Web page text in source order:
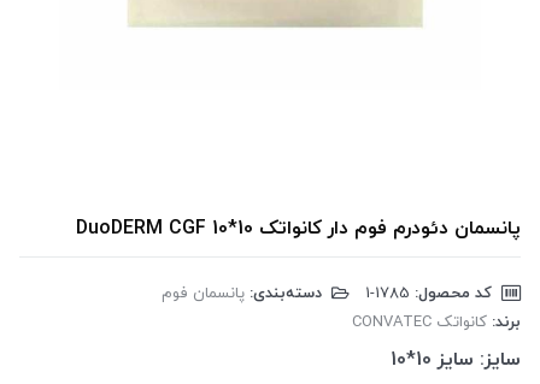
پانسمان دئودرم فوم دار کانواتک DuoDERM CGF 10*10
کد محصول: دسته‌بندی: پانسمان فوم
برند: کانواتک CONVATEC
سایز: سایز 10*10